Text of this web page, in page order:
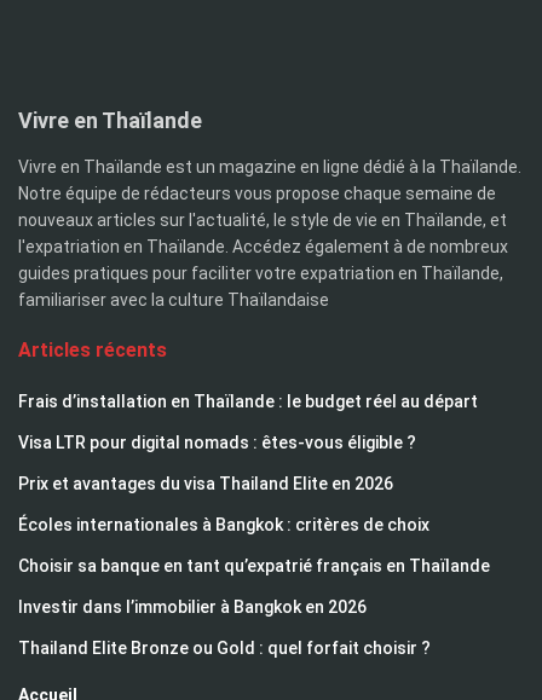
Vivre en Thaïlande
Vivre en Thaïlande est un magazine en ligne dédié à la Thaïlande.
Notre équipe de rédacteurs vous propose chaque semaine de
nouveaux articles sur l'actualité, le style de vie en Thaïlande, et
l'expatriation en Thaïlande. Accédez également à de nombreux
guides pratiques pour faciliter votre expatriation en Thaïlande,
familiariser avec la culture Thaïlandaise
Articles récents
Frais d’installation en Thaïlande : le budget réel au départ
Visa LTR pour digital nomads : êtes-vous éligible ?
Prix et avantages du visa Thailand Elite en 2026
Écoles internationales à Bangkok : critères de choix
Choisir sa banque en tant qu’expatrié français en Thaïlande
Investir dans l’immobilier à Bangkok en 2026
Thailand Elite Bronze ou Gold : quel forfait choisir ?
Accueil